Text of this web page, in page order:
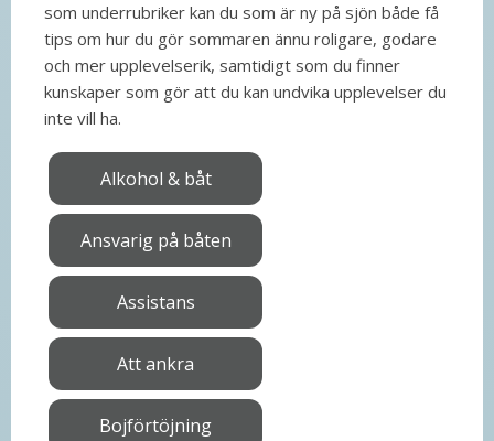
som underrubriker kan du som är ny på sjön både få
tips om hur du gör sommaren ännu roligare, godare
och mer upplevelserik, samtidigt som du finner
kunskaper som gör att du kan undvika upplevelser du
inte vill ha.
Alkohol & båt
Ansvarig på båten
Assistans
Att ankra
Bojförtöjning